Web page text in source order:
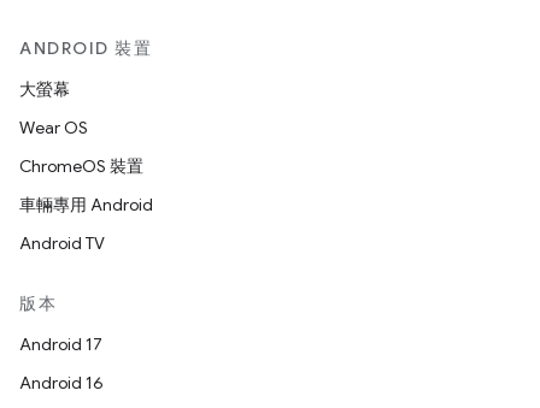
ANDROID 裝置
大螢幕
Wear OS
ChromeOS 裝置
車輛專用 Android
Android TV
版本
Android 17
Android 16